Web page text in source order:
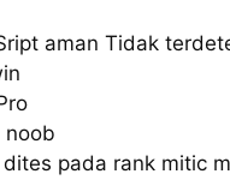
aman Tidak
noob
dites pada rank mitic